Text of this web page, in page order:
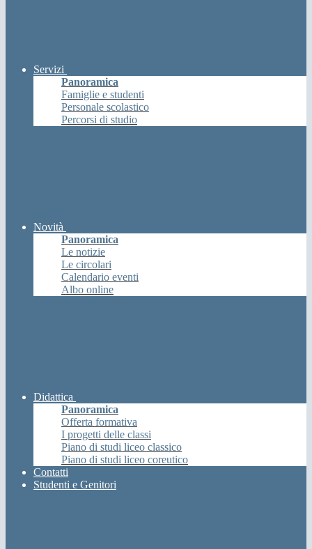
Servizi
Panoramica
Famiglie e studenti
Personale scolastico
Percorsi di studio
Novità
Panoramica
Le notizie
Le circolari
Calendario eventi
Albo online
Didattica
Panoramica
Offerta formativa
I progetti delle classi
Piano di studi liceo classico
Piano di studi liceo coreutico
Contatti
Studenti e Genitori